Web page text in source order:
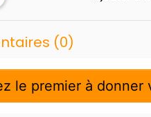
(0)
le premier à donner